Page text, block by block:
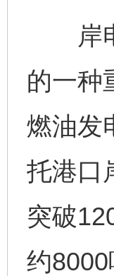
岸电
的一种
燃油发
托港口
突破
约